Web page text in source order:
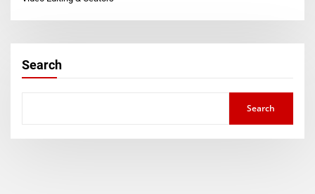
Search
Search